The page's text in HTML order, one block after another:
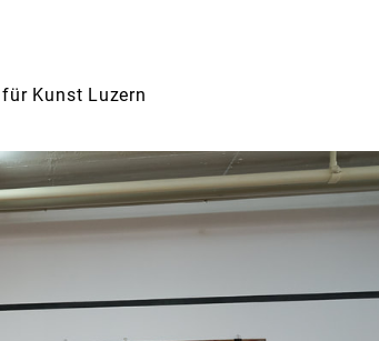
Kunst Luzern